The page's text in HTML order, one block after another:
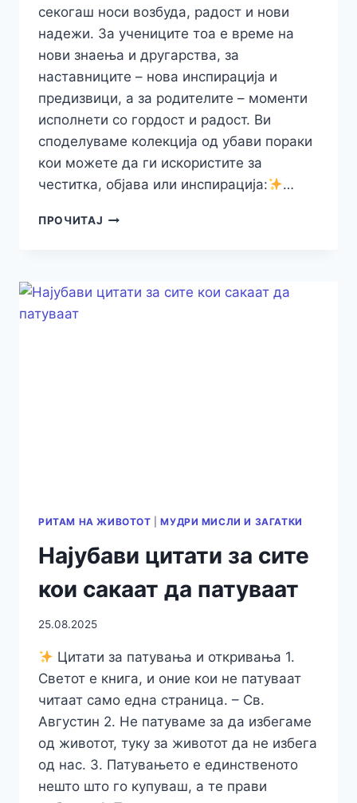
секогаш носи возбуда, радост и нови
надежи. За учениците тоа е време на
нови знаења и другарства, за
наставниците – нова инспирација и
предизвици, а за родителите – моменти
исполнети со гордост и радост. Ви
споделуваме колекција од убави пораки
кои можете да ги искористите за
честитка, објава или инспирација:
…
ПРОЧИТАЈ УБАВИ
НА
РИТАМ НА ЖИВОТОТ |МУДРИ МИСЛИ И ЗАГАТКИ
Најубави цитати за сите
кои сакаат да патуваат
25.08.2025
Цитати за патувања и откривања 1.
Светот е книга, и оние кои не патуваат
читаат само една страница. – Св.
Августин 2. Не патуваме за да избегаме
од животот, туку за животот да не избега
од нас. 3. Патувањето е единственото
нешто што го купуваш, а те прави